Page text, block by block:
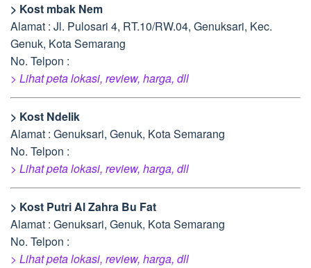
> Kost mbak Nem
Alamat : Jl. Pulosari 4, RT.10/RW.04, Genuksari, Kec.
Genuk, Kota Semarang
No. Telpon :
> Lihat peta lokasi, review, harga, dll
> Kost Ndelik
Alamat : Genuksari, Genuk, Kota Semarang
No. Telpon :
> Lihat peta lokasi, review, harga, dll
> Kost Putri Al Zahra Bu Fat
Alamat : Genuksari, Genuk, Kota Semarang
No. Telpon :
> Lihat peta lokasi, review, harga, dll